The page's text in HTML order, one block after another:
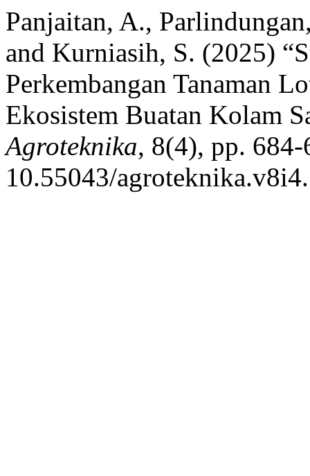
Panjaitan, A.,
and Kurniasih, S. (2025)
Perkembangan Tanaman
Ekosistem Buatan Kolam
Agroteknika, 8(4), pp.
10.55043/